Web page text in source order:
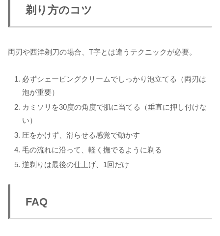
剃り方のコツ
両刃や西洋剃刀の場合、T字とは違うテクニックが必要。
必ずシェービングクリームでしっかり泡立てる（両刃は
泡が重要）
カミソリを30度の角度で肌に当てる（垂直に押し付けな
い）
圧をかけず、滑らせる感覚で動かす
毛の流れに沿って、軽く撫でるように剃る
逆剃りは最後の仕上げ、1回だけ
FAQ